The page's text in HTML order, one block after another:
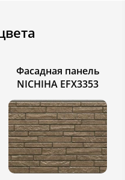
Фасадная панель
NICHIHA EFX3353